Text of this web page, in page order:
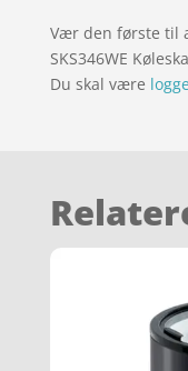
Vær den første til
SKS346WE
Du skal være